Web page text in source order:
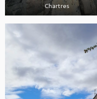
Chartres